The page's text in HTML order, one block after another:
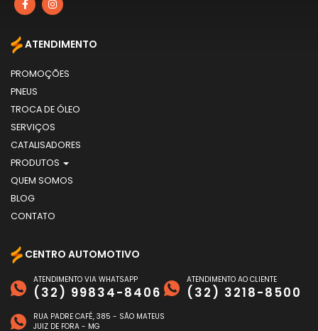
ATENDIMENTO
PROMOÇÕES
PNEUS
TROCA DE ÓLEO
SERVIÇOS
CATALISADORES
PRODUTOS
QUEM SOMOS
BLOG
CONTATO
CENTRO AUTOMOTIVO
ATENDIMENTO VIA WHATSAPP
(32) 99834-8406
ATENDIMENTO AO CLIENTE
(32) 3218-8500
RUA PADRE CAFÉ, 385 - SÃO MATEUS
JUIZ DE FORA - MG